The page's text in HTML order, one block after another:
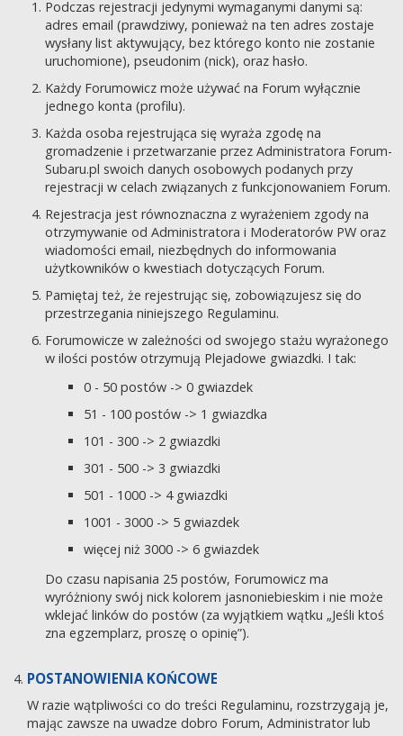
Podczas rejestracji jedynymi wymaganymi danymi są:
adres email (prawdziwy, ponieważ na ten adres zostaje
wysłany list aktywujący, bez którego konto nie zostanie
uruchomione), pseudonim (nick), oraz hasło.
Każdy Forumowicz może używać na Forum wyłącznie
jednego konta (profilu).
Każda osoba rejestrująca się wyraża zgodę na
gromadzenie i przetwarzanie przez Administratora Forum-
Subaru.pl swoich danych osobowych podanych przy
rejestracji w celach związanych z funkcjonowaniem Forum.
Rejestracja jest równoznaczna z wyrażeniem zgody na
otrzymywanie od Administratora i Moderatorów PW oraz
wiadomości email, niezbędnych do informowania
użytkowników o kwestiach dotyczących Forum.
Pamiętaj też, że rejestrując się, zobowiązujesz się do
przestrzegania niniejszego Regulaminu.
Forumowicze w zależności od swojego stażu wyrażonego
w ilości postów otrzymują Plejadowe gwiazdki. I tak:
0 - 50 postów -> 0 gwiazdek
51 - 100 postów -> 1 gwiazdka
101 - 300 -> 2 gwiazdki
301 - 500 -> 3 gwiazdki
501 - 1000 -> 4 gwiazdki
1001 - 3000 -> 5 gwiazdek
więcej niż 3000 -> 6 gwiazdek
Do czasu napisania 25 postów, Forumowicz ma
wyróżniony swój nick kolorem jasnoniebieskim i nie może
wklejać linków do postów (za wyjątkiem wątku „Jeśli ktoś
zna egzemplarz, proszę o opinię”).
POSTANOWIENIA KOŃCOWE
W razie wątpliwości co do treści Regulaminu, rozstrzygają je,
mając zawsze na uwadze dobro Forum, Administrator lub